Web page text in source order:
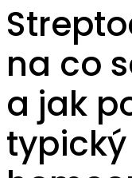
na co
a jak
typický